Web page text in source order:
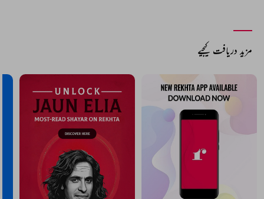
مزید دریافت کیجیے